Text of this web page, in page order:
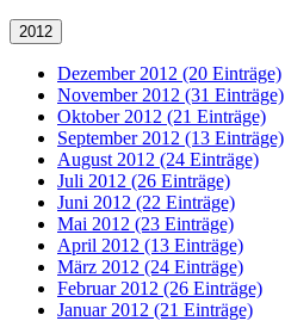
2012
Dezember 2012 (20 Einträge)
November 2012 (31 Einträge)
Oktober 2012 (21 Einträge)
September 2012 (13 Einträge)
August 2012 (24 Einträge)
Juli 2012 (26 Einträge)
Juni 2012 (22 Einträge)
Mai 2012 (23 Einträge)
April 2012 (13 Einträge)
März 2012 (24 Einträge)
Februar 2012 (26 Einträge)
Januar 2012 (21 Einträge)